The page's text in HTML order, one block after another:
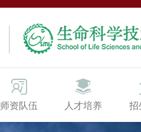
师资队伍 人才培养 招